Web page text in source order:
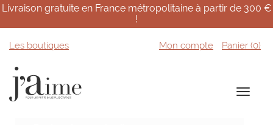
Livraison gratuite en France métropolitaine à partir de 300 €
!
Les boutiques Mon compte Panier (0)